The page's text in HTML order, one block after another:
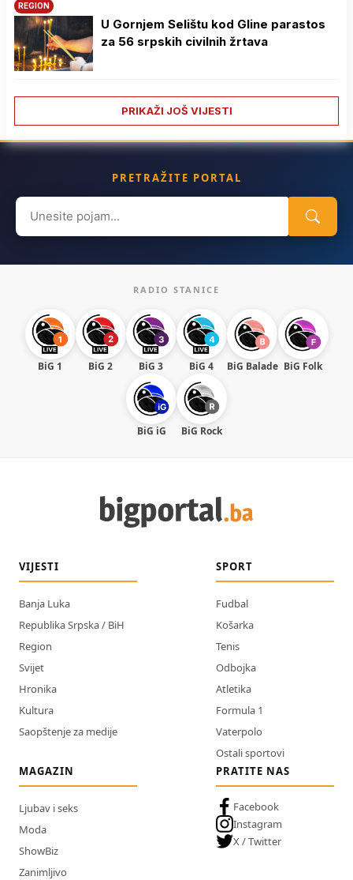
REGION
U Gornjem Selištu kod Gline parastos
za 56 srpskih civilnih žrtava
PRIKAŽI JOŠ VIJESTI
PRETRAŽITE PORTAL
Search
for:
RADIO STANICE
BiG 1 BiG 2 BiG 3 BiG 4 BiG Balade BiG Folk
BiG iG BiG Rock
VIJESTI
Banja Luka
Republika Srpska / BiH
Region
Svijet
Hronika
Kultura
Saopštenje za medije
SPORT
Fudbal
Košarka
Tenis
Odbojka
Atletika
Formula 1
Vaterpolo
Ostali sportovi
MAGAZIN
Ljubav i seks
Moda
ShowBiz
Zanimljivo
PRATITE NAS
Facebook
Instagram
X / Twitter